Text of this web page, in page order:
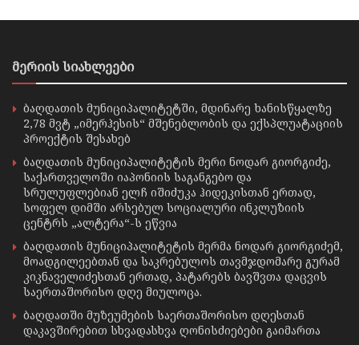
მერიის სიახლეები
ბაღდათის მუნიციპალიტეტში, მდინარე ხანისწყალზე
2,78 მვტ „იმერჰესის“ მშენებლობის და ექსპლუატაციის
პროექტის შესახებ
ბაღდათის მუნიციპალიტეტის მერი ნოდარ გიორგიძე,
საქართველოში იაპონიის საგანგებო და
სრულუფლებიან ელჩ იშიძუკა ჰიდეკისთან ერთად,
სოფელ დიმში არსებულ სოციალური ინკლუზიის
ცენტრს „ალტერა“-ს ეწვია
ბაღდათის მუნიციპალიტეტის მერმა ნოდარ გიორგიძემ,
მოადგილეებთან და საკრებულოს თავმჯდომარე გურამ
კიკნაველიძესთან ერთად, პატარებს ბავშვთა დაცვის
საერთაშორისო დღე მიულოცა.
ბაღდათში მუზეუმების საერთაშორისო დღესთან
დაკავშირებით სხვადასხვა ღონისძიებები გაიმართა